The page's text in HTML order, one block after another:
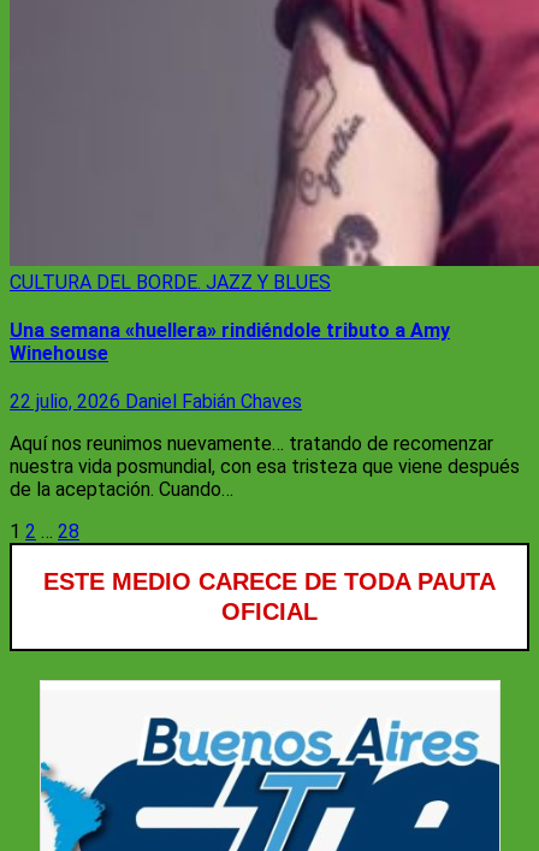
CULTURA DEL BORDE. JAZZ Y BLUES
Una semana «huellera» rindiéndole tributo a Amy
Winehouse
22 julio, 2026 Daniel Fabián Chaves
Aquí nos reunimos nuevamente… tratando de recomenzar
nuestra vida posmundial, con esa tristeza que viene después
de la aceptación. Cuando…
Paginación
1 2 … 28
ESTE MEDIO CARECE DE TODA PAUTA
OFICIAL